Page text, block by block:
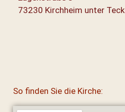
73230 Kirchheim unter Teck
So finden Sie die Kirche: